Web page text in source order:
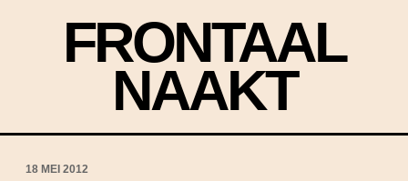
FRONTAAL
NAAKT
18 MEI 2012